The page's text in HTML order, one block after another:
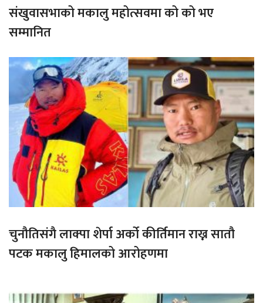
संखुवासभाको मकालु महोत्सवमा को को भए
सम्मानित
चुनौतिसंगै लाक्पा शेर्पा अर्को कीर्तिमान राख्न सातौ
पटक मकालु हिमालको आरोहणमा